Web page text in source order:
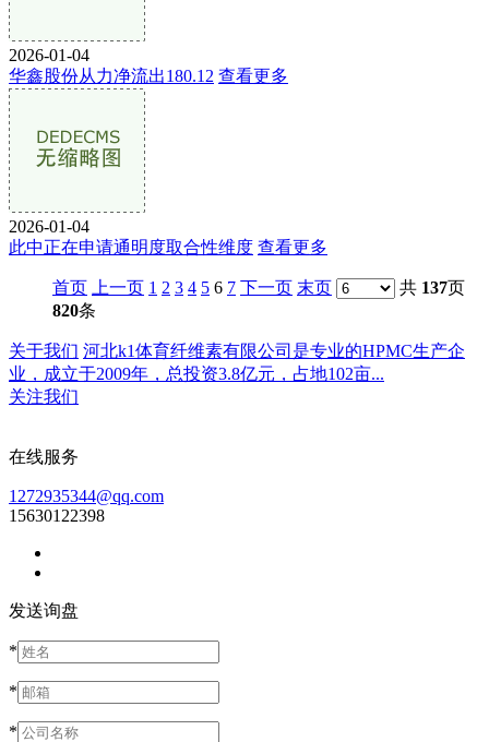
2026-01-04
华鑫股份从力净流出180.12 查看更多
2026-01-04
此中正在申请通明度取合性维度 查看更多
首页 上一页 1 2 3 4 5 6 7 下一页 末页 共 137页
820条
关于我们 河北k1体育纤维素有限公司是专业的HPMC生产企
业，成立于2009年，总投资3.8亿元，占地102亩...
关注我们
在线服务
1272935344@qq.com
15630122398
发送询盘
*
*
*